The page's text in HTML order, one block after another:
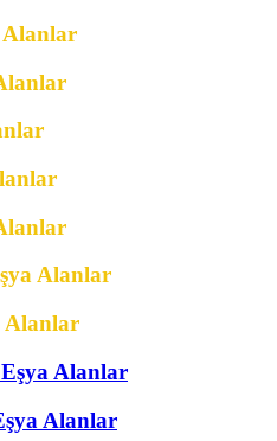
Alanlar
Alanlar
Alanlar
Alanlar
Alanlar